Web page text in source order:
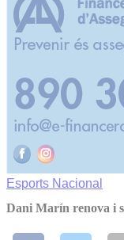
Esports Nacional
Dani Marín renova i